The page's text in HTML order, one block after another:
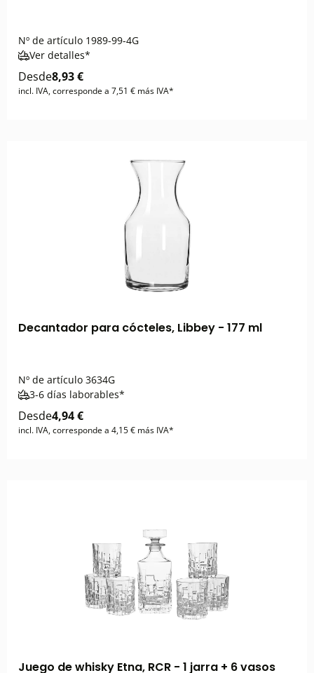
Nº de artículo 1989-99-4G
Ver detalles*
Desde8,93 €
incl. IVA, corresponde a 7,51 € más IVA*
Decantador para cócteles, Libbey - 177 ml
Nº de artículo 3634G
3-6 días laborables*
Desde4,94 €
incl. IVA, corresponde a 4,15 € más IVA*
Juego de whisky Etna, RCR - 1 jarra + 6 vasos